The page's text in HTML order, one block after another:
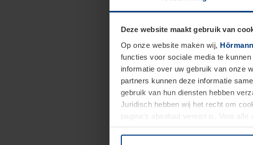
Deze website maakt gebruik van
Op onze website maken wij,
functies voor sociale media te
informatie over uw gebruik van onze
partners kunnen deze informatie
gebruik van hun diensten hebben
Juridisch hebben wij het recht om
pagina's absoluut vereist is. Voor
moment bij de uitleg van de cookies